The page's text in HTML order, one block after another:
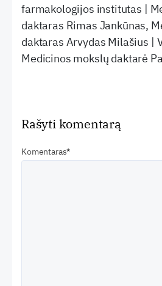
farmakologijos institutas |
daktaras Rimas Jankūnas,
daktaras Arvydas Milašius |
Medicinos mokslų daktarė
Rašyti komentarą
Komentaras